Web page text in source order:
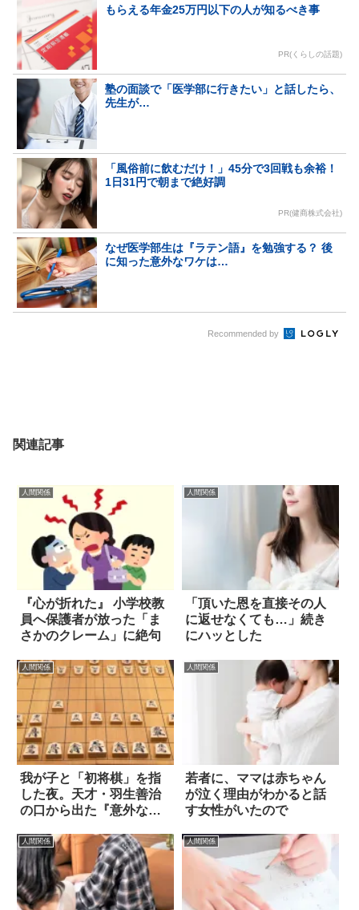
もらえる年金25万円以下の人が知るべき事
PR(くらしの話題)
塾の面談で「医学部に行きたい」と話したら、
先生が…
「風俗前に飲むだけ！」45分で3回戦も余裕！
1日31円で朝まで絶好調
PR(健商株式会社)
なぜ医学部生は『ラテン語』を勉強する？ 後
に知った意外なワケは…
Recommended by
関連記事
人間関係
『心が折れた』 小学校教
員へ保護者が放った「ま
さかのクレーム」に絶句
人間関係
「頂いた恩を直接その人
に返せなくても…」続き
にハッとした
人間関係
我が子と「初将棋」を指
した夜。天才・羽生善治
の口から出た『意外な一
人間関係
若者に、ママは赤ちゃん
が泣く理由がわかると話
す女性がいたので
人間関係 人間関係